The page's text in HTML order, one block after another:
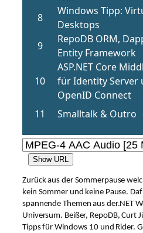
Show URL
Zurück aus der Sommerpause
kein Sommer und keine Pause.
spannende Themen aus der.NET
Universum. Beißer, RepoDB, Curt
Tipps für Windows 10 und Rider.